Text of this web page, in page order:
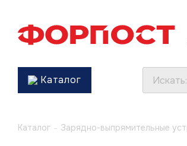
Каталог
Каталог - Зарядно-выпрямительные